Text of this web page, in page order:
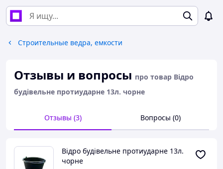
Строительные ведра, емкости
Отзывы и вопросы про товар Відро
будівельне протиударне 13л. чорне
Отзывы (3) Вопросы (0)
Відро будівельне протиударне 13л.
чорне